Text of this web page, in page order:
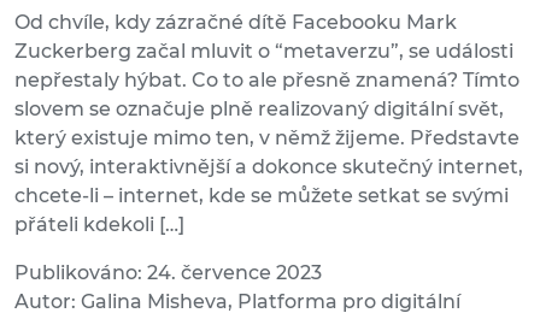
Od chvíle, kdy zázračné dítě Facebooku Mark
Zuckerberg začal mluvit o “metaverzu”, se události
nepřestaly hýbat. Co to ale přesně znamená? Tímto
slovem se označuje plně realizovaný digitální svět,
který existuje mimo ten, v němž žijeme. Představte
si nový, interaktivnější a dokonce skutečný internet,
chcete-li – internet, kde se můžete setkat se svými
přáteli kdekoli […]
Publikováno: 24. července 2023
Autor: Galina Misheva, Platforma pro digitální